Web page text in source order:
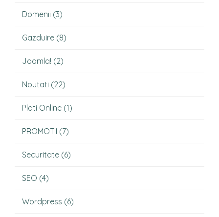
Domenii (3)
Gazduire (8)
Joomla! (2)
Noutati (22)
Plati Online (1)
PROMOTII (7)
Securitate (6)
SEO (4)
Wordpress (6)